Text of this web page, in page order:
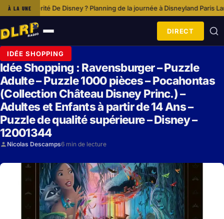
À LA UNE
?·Planning de la journée à Disneyland Paris·Lancement De
Ouvrir
le
menu
DIRECT
IDÉE SHOPPING
Idée Shopping : Ravensburger – Puzzle
Adulte – Puzzle 1000 pièces – Pocahontas
(Collection Château Disney Princ.) –
Adultes et Enfants à partir de 14 Ans –
Puzzle de qualité supérieure – Disney –
12001344
Nicolas Descamps6 min de lecture